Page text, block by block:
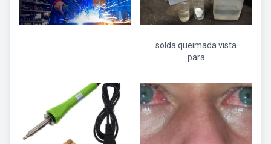
solda queimada vista
para